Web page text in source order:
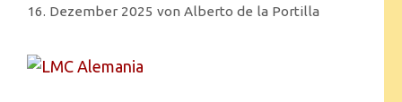
16. Dezember 2025 von Alberto de la Portilla